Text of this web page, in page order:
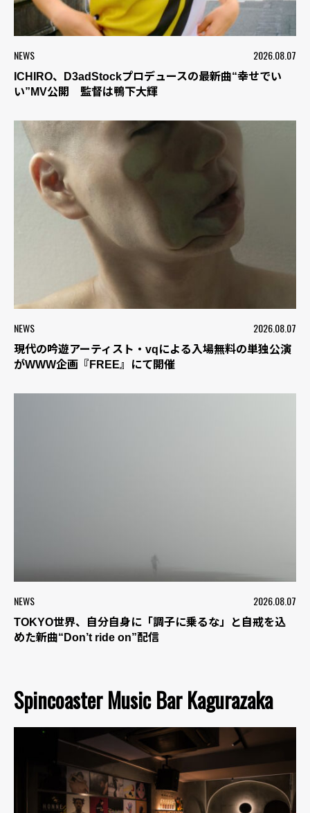
NEWS 2026.08.07
ICHIRO、D3adStockプロデュースの最新曲“幸せでい
い”MV公開 監督は鴨下大輝
NEWS 2026.08.07
現代の吟遊アーティスト・vqによる入場無料の単独公演
がWWW企画『FREE』にて開催
NEWS 2026.08.07
TOKYO世界、自分自身に「調子に乗るな」と自戒を込
めた新曲“Don’t ride on”配信
Spincoaster Music Bar Kagurazaka